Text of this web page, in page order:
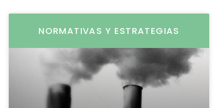
NORMATIVAS Y ESTRATEGIAS